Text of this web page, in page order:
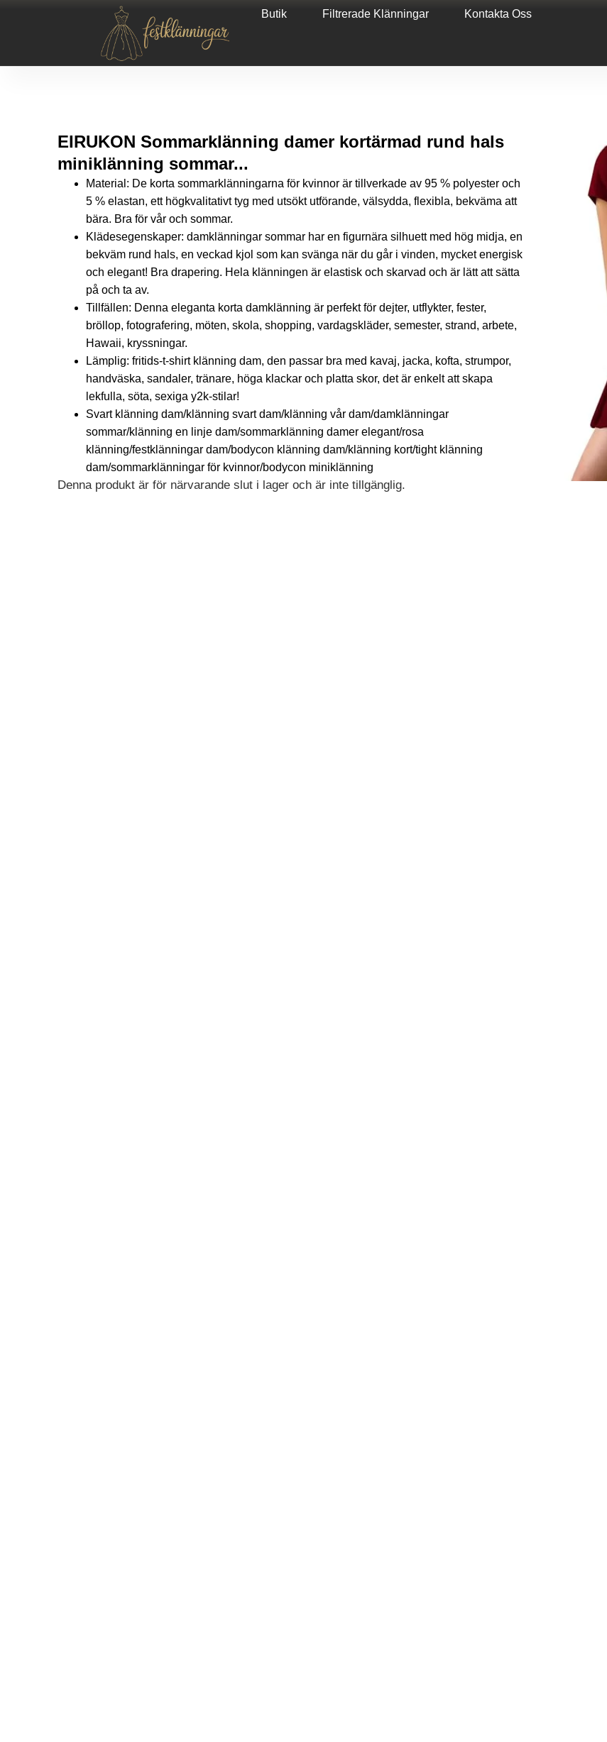
Butik Filtrerade Klänningar Kontakta Oss
EIRUKON Sommarklänning damer kortärmad rund hals
miniklänning sommar...
Material: De korta sommarklänningarna för kvinnor är tillverkade av 95 % polyester och
5 % elastan, ett högkvalitativt tyg med utsökt utförande, välsydda, flexibla, bekväma att
bära. Bra för vår och sommar.
Klädesegenskaper: damklänningar sommar har en figurnära silhuett med hög midja, en
bekväm rund hals, en veckad kjol som kan svänga när du går i vinden, mycket energisk
och elegant! Bra drapering. Hela klänningen är elastisk och skarvad och är lätt att sätta
på och ta av.
Tillfällen: Denna eleganta korta damklänning är perfekt för dejter, utflykter, fester,
bröllop, fotografering, möten, skola, shopping, vardagskläder, semester, strand, arbete,
Hawaii, kryssningar.
Lämplig: fritids-t-shirt klänning dam, den passar bra med kavaj, jacka, kofta, strumpor,
handväska, sandaler, tränare, höga klackar och platta skor, det är enkelt att skapa
lekfulla, söta, sexiga y2k-stilar!
Svart klänning dam/klänning svart dam/klänning vår dam/damklänningar
sommar/klänning en linje dam/sommarklänning damer elegant/rosa
klänning/festklänningar dam/bodycon klänning dam/klänning kort/tight klänning
dam/sommarklänningar för kvinnor/bodycon miniklänning
Denna produkt är för närvarande slut i lager och är inte tillgänglig.